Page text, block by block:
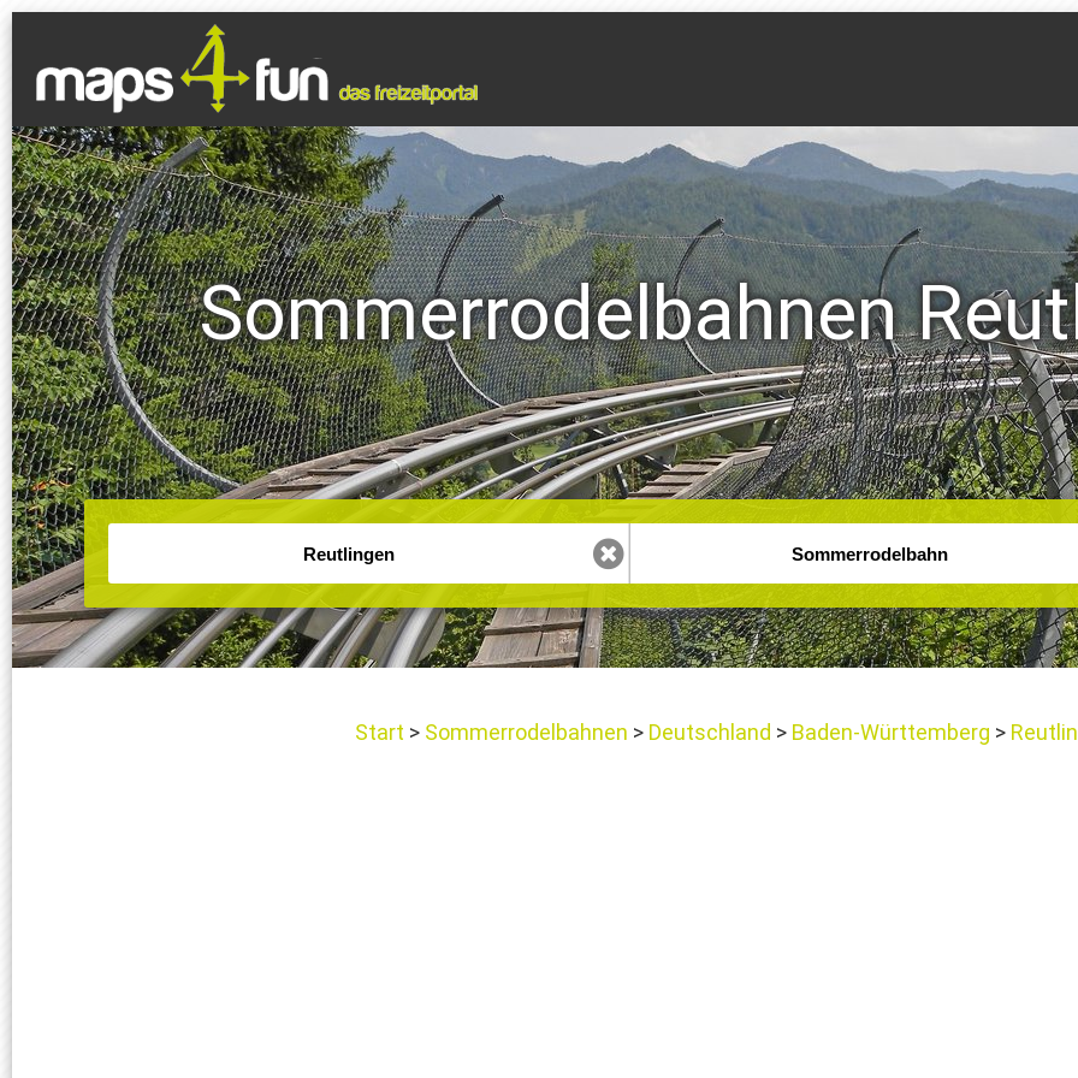
Sommerrodelbahnen
Start Sommerrodelbahnen Deutschland Baden-Württemberg